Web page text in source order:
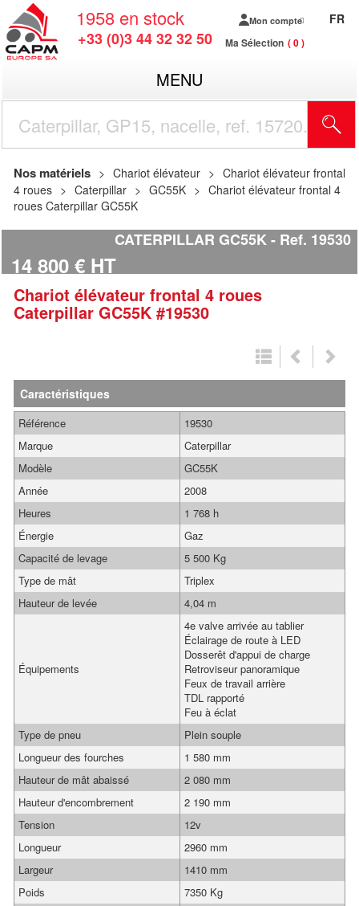
1958 en stock
+33 (0)3 44 32 32 50
Mon compte
Ma Sélection 0
FR
MENU
Nos matériels Chariot élévateur
Chariot élévateur frontal
4 roues
Caterpillar GC55K
Chariot élévateur frontal 4
roues Caterpillar GC55K
CATERPILLAR GC55K Ref. 19530
14 800 € HT
Chariot élévateur frontal 4 roues
Caterpillar GC55K #19530
Caractéristiques
Référence
19530
Marque
Caterpillar
Modèle
GC55K
Année
2008
Heures
1 768 h
Énergie
Gaz
Capacité de levage
5 500 Kg
Type de mât
Triplex
Hauteur de levée
4,04 m
Équipements
4e valve arrivée au tablier
Éclairage de route à LED
Dosserêt d'appui de charge
Retroviseur panoramique
Feux de travail arrière
TDL rapporté
Feu à éclat
Type de pneu
Plein souple
Longueur des fourches
1 580 mm
Hauteur de mât abaissé
2 080 mm
Hauteur d'encombrement
2 190 mm
Tension
12v
Longueur
2960 mm
Largeur
1410 mm
Poids
7350 Kg